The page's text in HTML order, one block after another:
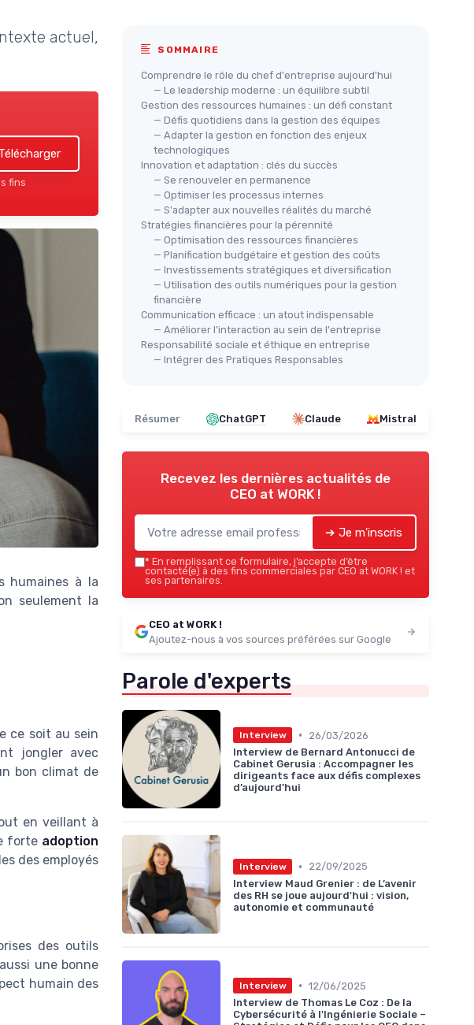
actuel,
fins
humaines à la
seulement la
ce soit au sein
jongler avec
bon climat de
en veillant à
forte adoption
des employés
des outils
une bonne
humain des
SOMMAIRE
Comprendre le rôle du chef d'entreprise aujourd'hui
— Le leadership moderne : un équilibre subtil
Gestion des ressources humaines : un défi constant
— Défis quotidiens dans la gestion des équipes
— Adapter la gestion en fonction des enjeux
technologiques
Innovation et adaptation : clés du succès
— Se renouveler en permanence
— Optimiser les processus internes
— S'adapter aux nouvelles réalités du marché
Stratégies financières pour la pérennité
— Optimisation des ressources financières
— Planification budgétaire et gestion des coûts
— Investissements stratégiques et diversification
— Utilisation des outils numériques pour la gestion
financière
Communication efficace : un atout indispensable
— Améliorer l'interaction au sein de l'entreprise
Responsabilité sociale et éthique en entreprise
— Intégrer des Pratiques Responsables
Résumer ChatGPT Claude Mistral
Recevez les dernières actualités de
CEO at WORK !
➔ Je m'inscris
* En remplissant ce formulaire, j’accepte d’être
contacté(e) à des fins commerciales par CEO at WORK ! et
ses partenaires.
CEO at WORK !
Ajoutez-nous à vos sources préférées sur Google
Parole d'experts
Interview •
26/03/2026
Interview de Bernard Antonucci de
Cabinet Gerusia : Accompagner les
dirigeants face aux défis complexes
d’aujourd’hui
Interview •
22/09/2025
Interview Maud Grenier : de L’avenir
des RH se joue aujourd'hui : vision,
autonomie et communauté
Interview • 12/06/2025
Interview de Thomas Le Coz : De la
Cybersécurité à l'Ingénierie Sociale –